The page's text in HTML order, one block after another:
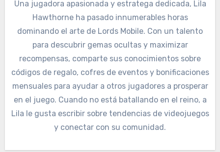
Una jugadora apasionada y estratega dedicada, Lila
Hawthorne ha pasado innumerables horas
dominando el arte de Lords Mobile. Con un talento
para descubrir gemas ocultas y maximizar
recompensas, comparte sus conocimientos sobre
códigos de regalo, cofres de eventos y bonificaciones
mensuales para ayudar a otros jugadores a prosperar
en el juego. Cuando no está batallando en el reino, a
Lila le gusta escribir sobre tendencias de videojuegos
y conectar con su comunidad.